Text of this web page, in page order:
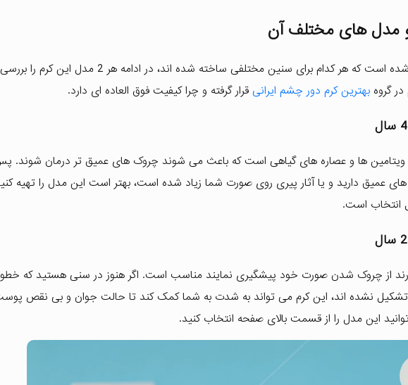
مدل های مختلف آن
این کرم در 2 مدل مختلف به بازار عرضه شده است که هر کدام برای سنین مختلفی ساخته شده اند،
گروه بهترین کرم دور چشم ایرانی قرار گرفته و چرا کیفیت فوق العاده ای دارد.
ویتامین ها و عصاره های گیاهی است که باعث می شوند چروک های عمیق تر درمان شوند.
چروک های عمیق دارید و یا آثار پیری روی صورت شما زیاد شده است، بهتر است این مدل را تهیه
انتخاب است.
از چروک شدن صورت خود پیشگیری نمایند مناسب است. اگر هنوز در سنی هستید که
نشده اند، این کرم می تواند به شدت به شما کمک کند تا حالت جوان و بی نقص
این مدل را از قسمت بالای صفحه انتخاب کنید.